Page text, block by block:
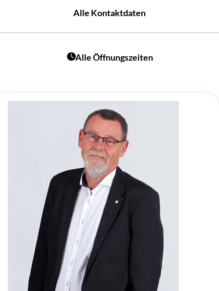
Alle Kontaktdaten
Alle Öffnungszeiten